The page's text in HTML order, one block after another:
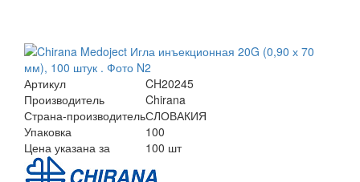
Артикул
CH20245
Производитель
Chirana
Страна-производительСЛОВАКИЯ
Упаковка
100
Цена указана за
100 шт